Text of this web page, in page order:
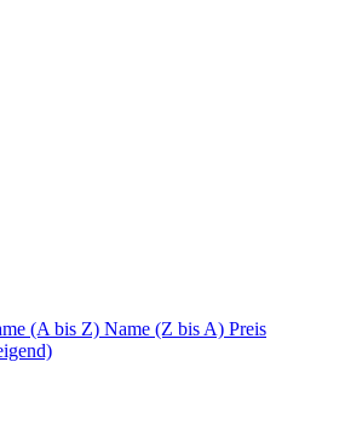
(A bis Z) Name (Z bis A) Preis